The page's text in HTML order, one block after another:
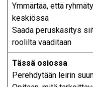
Ymmärtää, että
keskiössä
Saada peruskäsitys
roolilta vaaditaan
Tässä osiossa
Perehdytään leirin